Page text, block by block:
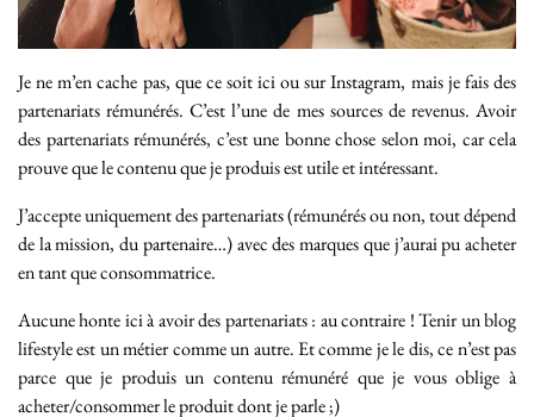
Je ne m’en cache pas, que ce soit ici ou sur Instagram, mais je fais des
partenariats rémunérés. C’est l’une de mes sources de revenus. Avoir
des partenariats rémunérés, c’est une bonne chose selon moi, car cela
prouve que le contenu que je produis est utile et intéressant.
J’accepte uniquement des partenariats (rémunérés ou non, tout dépend
de la mission, du partenaire…) avec des marques que j’aurai pu acheter
en tant que consommatrice.
Aucune honte ici à avoir des partenariats : au contraire ! Tenir un blog
lifestyle est un métier comme un autre. Et comme je le dis, ce n’est pas
parce que je produis un contenu rémunéré que je vous oblige à
acheter/consommer le produit dont je parle ;)